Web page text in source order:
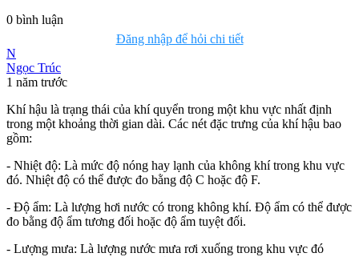
0 bình luận
Đăng nhập để hỏi chi tiết
N
Ngọc Trúc
1 năm trước
Khí hậu là trạng thái của khí quyển trong một khu vực nhất định
trong một khoảng thời gian dài. Các nét đặc trưng của khí hậu bao
gồm:
- Nhiệt độ: Là mức độ nóng hay lạnh của không khí trong khu vực
đó. Nhiệt độ có thể được đo bằng độ C hoặc độ F.
- Độ ẩm: Là lượng hơi nước có trong không khí. Độ ẩm có thể được
đo bằng độ ẩm tương đối hoặc độ ẩm tuyệt đối.
- Lượng mưa: Là lượng nước mưa rơi xuống trong khu vực đó